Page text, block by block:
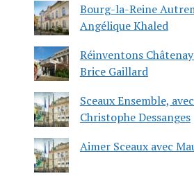
Bourg-la-Reine
Angélique Khaled
Réinventons
Brice Gaillard
Sceaux Ensemble,
Christophe Dessanges
Aimer Sceaux avec